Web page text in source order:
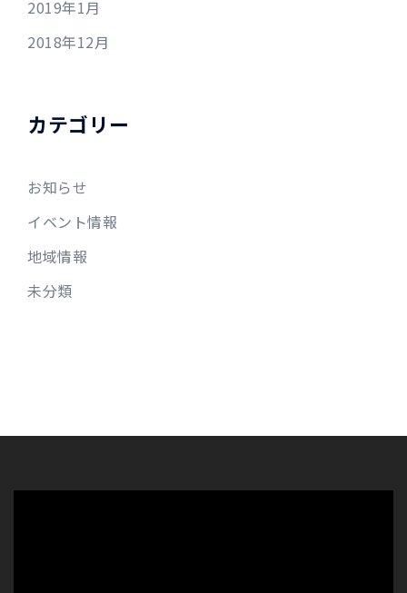
2019年1月
2018年12月
カテゴリー
お知らせ
イベント情報
地域情報
未分類